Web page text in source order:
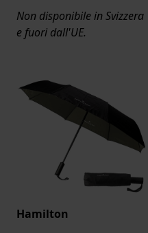
Non disponibile in Svizzera
e fuori dall'UE.
Hamilton